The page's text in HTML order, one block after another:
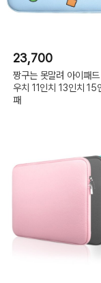
23,700
짱구는 못말려 아이패
우치 11인치 13인치 15
패